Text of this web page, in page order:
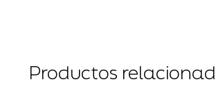
Productos